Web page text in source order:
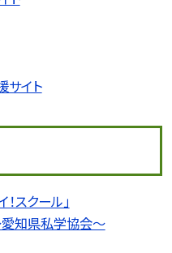
サイト
スクール」
知県私学協会〜